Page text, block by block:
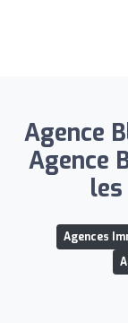
Agence
Agence
Agences